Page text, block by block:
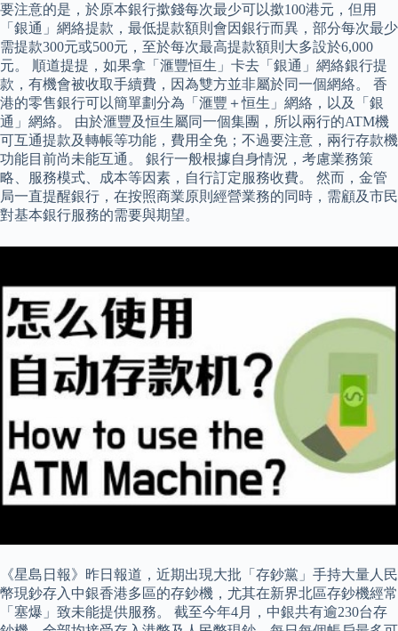
要注意的是，於原本銀行撳錢每次最少可以撳100港元，但用
「銀通」網絡提款，最低提款額則會因銀行而異，部分每次最少
需提款300元或500元，至於每次最高提款額則大多設於6,000
元。 順道提提，如果拿「滙豐恒生」卡去「銀通」網絡銀行提
款，有機會被收取手續費，因為雙方並非屬於同一個網絡。 香
港的零售銀行可以簡單劃分為「滙豐＋恒生」網絡，以及「銀
通」網絡。 由於滙豐及恒生屬同一個集團，所以兩行的ATM機
可互通提款及轉帳等功能，費用全免；不過要注意，兩行存款機
功能目前尚未能互通。 銀行一般根據自身情況，考慮業務策
略、服務模式、成本等因素，自行訂定服務收費。 然而，金管
局一直提醒銀行，在按照商業原則經營業務的同時，需顧及市民
對基本銀行服務的需要與期望。
《星島日報》昨日報道，近期出現大批「存鈔黨」手持大量人民
幣現鈔存入中銀香港多區的存鈔機，尤其在新界北區存鈔機經常
「塞爆」致未能提供服務。 截至今年4月，中銀共有逾230台存